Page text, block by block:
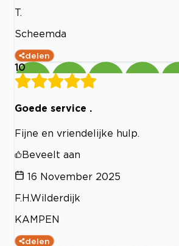
T.
Scheemda
delen
10
Goede service .
Fijne en vriendelijke hulp.
Beveelt aan
16 November 2025
F.H.Wilderdijk
KAMPEN
delen